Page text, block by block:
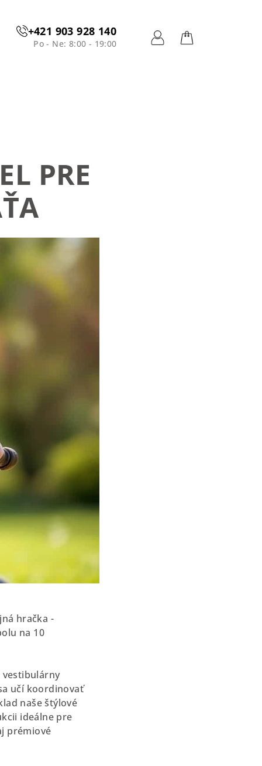
+421 903 928 140
Po - Ne: 8:00 - 19:00
PRE
hračka -
na 10
vestibulárny
učí koordinovať
naše štýlové
ideálne pre
prémiové